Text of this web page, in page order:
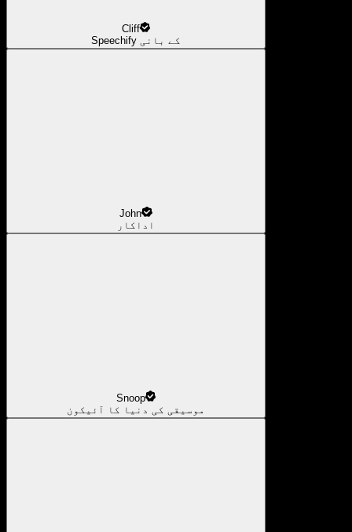
Cliff
Speechify کے بانی
John
اداکار
Snoop
موسیقی کی دنیا کا آئیکون